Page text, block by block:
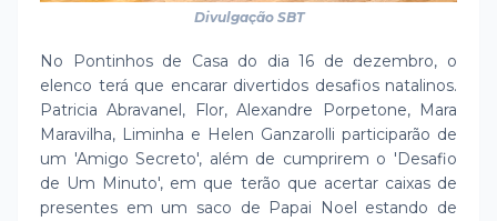
Divulgação SBT
No Pontinhos de Casa do dia 16 de dezembro, o
elenco terá que encarar divertidos desafios natalinos.
Patricia Abravanel, Flor, Alexandre Porpetone, Mara
Maravilha, Liminha e Helen Ganzarolli participarão de
um 'Amigo Secreto', além de cumprirem o 'Desafio
de Um Minuto', em que terão que acertar caixas de
presentes em um saco de Papai Noel estando de